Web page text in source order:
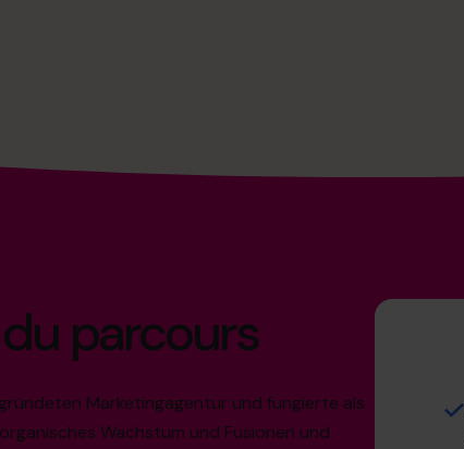
parcours
Marketingagentur und fungierte als
Wachstum und Fusionen und